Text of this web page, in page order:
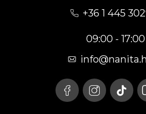
+36 1 445
09:00 - 17:00
info@